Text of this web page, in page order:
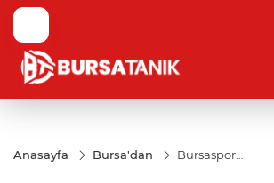
Anasayfa Bursa'dan
Bursaspor